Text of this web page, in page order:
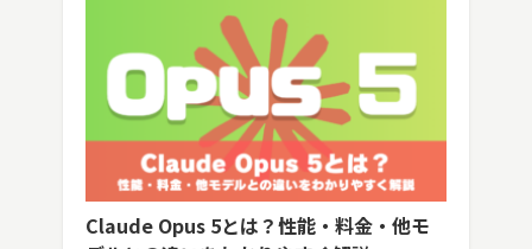
Claude Opus 5とは？性能・料金・他モ